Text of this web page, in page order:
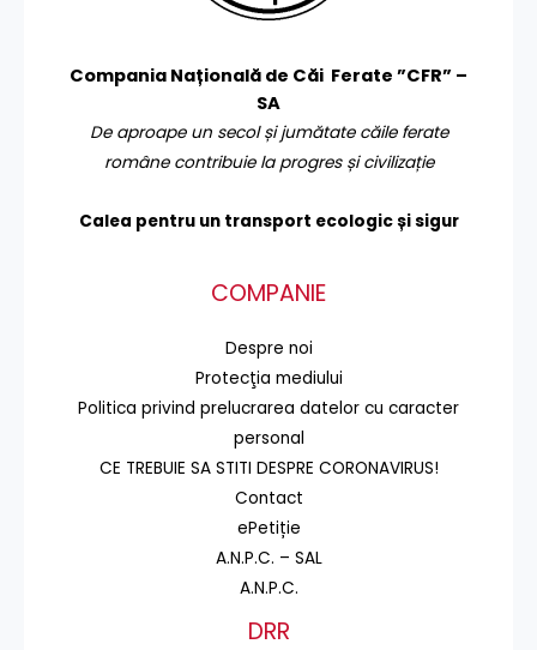
Compania Națională de Căi Ferate ”CFR” –
SA
De aproape un secol și jumătate căile ferate
române contribuie la progres și civilizație
Calea pentru un transport ecologic și sigur
COMPANIE
Despre noi
Protecţia mediului
Politica privind prelucrarea datelor cu caracter
personal
CE TREBUIE SA STITI DESPRE CORONAVIRUS!
Contact
ePetiție
A.N.P.C. – SAL
A.N.P.C.
DRR